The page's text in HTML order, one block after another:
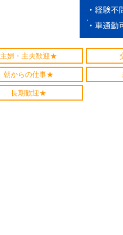
主婦・主夫歓迎★
朝からの仕事★
長期歓迎★